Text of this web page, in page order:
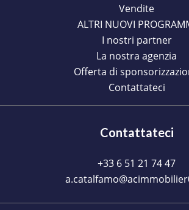
Vendite
ALTRI NUOVI
I nostri partner
La nostra agenzia
Offerta di
Contattateci
Contattateci
+33 6 51 21 74 47